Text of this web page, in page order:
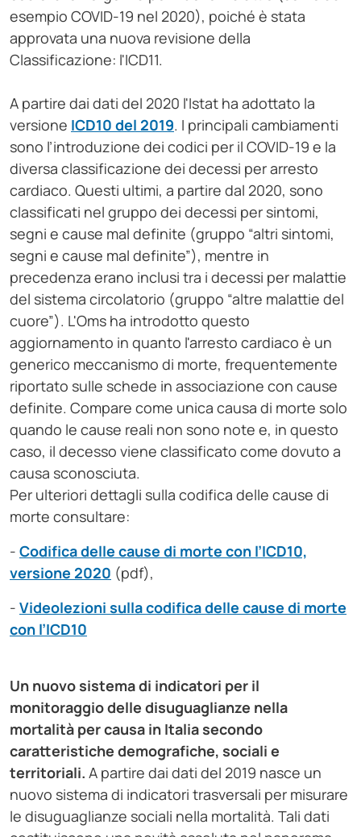
esempio COVID-19 nel 2020), poiché è stata
approvata una nuova revisione della
Classificazione: l'ICD11.
A partire dai dati del 2020 l'Istat ha adottato la
versione ICD10 del 2019. I principali cambiamenti
sono l’introduzione dei codici per il COVID-19 e la
diversa classificazione dei decessi per arresto
cardiaco. Questi ultimi, a partire dal 2020, sono
classificati nel gruppo dei decessi per sintomi,
segni e cause mal definite (gruppo “altri sintomi,
segni e cause mal definite”), mentre in
precedenza erano inclusi tra i decessi per malattie
del sistema circolatorio (gruppo “altre malattie del
cuore”). L'Oms ha introdotto questo
aggiornamento in quanto l'arresto cardiaco è un
generico meccanismo di morte, frequentemente
riportato sulle schede in associazione con cause
definite. Compare come unica causa di morte solo
quando le cause reali non sono note e, in questo
caso, il decesso viene classificato come dovuto a
causa sconosciuta.
Per ulteriori dettagli sulla codifica delle cause di
morte consultare:
- Codifica delle cause di morte con l’ICD10,
versione 2020 (pdf),
- Videolezioni sulla codifica delle cause di morte
con l’ICD10
Un nuovo sistema di indicatori per il
monitoraggio delle disuguaglianze nella
mortalità per causa in Italia secondo
caratteristiche demografiche, sociali e
territoriali. A partire dai dati del 2019 nasce un
nuovo sistema di indicatori trasversali per misurare
le disuguaglianze sociali nella mortalità. Tali dati